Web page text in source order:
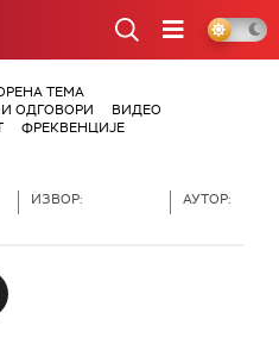
ТЕМА
ОДГОВОРИ
ВИДЕО
ФРЕКВЕНЦИЈЕ
ИЗВОР: АУТОР: